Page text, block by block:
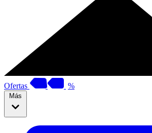
Ofertas %
Más